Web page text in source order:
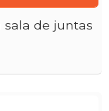
sala de juntas